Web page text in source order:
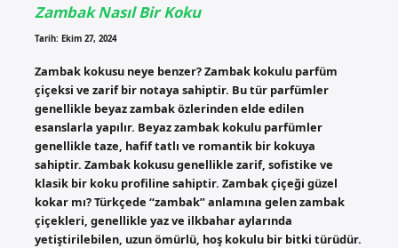
Zambak Nasıl Bir Koku
Tarih: Ekim 27, 2024
Zambak kokusu neye benzer? Zambak kokulu parfüm
çiçeksi ve zarif bir notaya sahiptir. Bu tür parfümler
genellikle beyaz zambak özlerinden elde edilen
esanslarla yapılır. Beyaz zambak kokulu parfümler
genellikle taze, hafif tatlı ve romantik bir kokuya
sahiptir. Zambak kokusu genellikle zarif, sofistike ve
klasik bir koku profiline sahiptir. Zambak çiçeği güzel
kokar mı? Türkçede “zambak” anlamına gelen zambak
çiçekleri, genellikle yaz ve ilkbahar aylarında
yetiştirilebilen, uzun ömürlü, hoş kokulu bir bitki türüdür.